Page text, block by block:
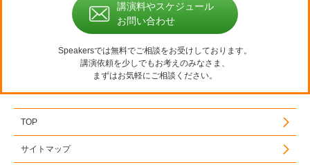
講演料やスケジュール
お問い合わせ
Speakersでは無料でご相談をお受けしております。
講演依頼を少しでもお考えのみなさま、
まずはお気軽にご相談ください。
TOP
サイトマップ